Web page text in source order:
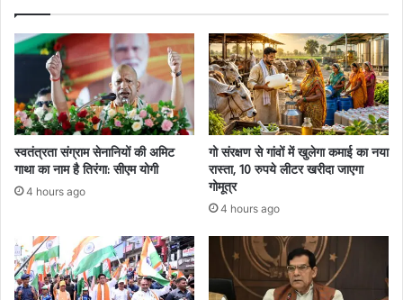
स्वतंत्रता संग्राम सेनानियों की अमिट
गाथा का नाम है तिरंगा: सीएम योगी
4 hours ago
गो संरक्षण से गांवों में खुलेगा कमाई का नया
रास्ता, 10 रुपये लीटर खरीदा जाएगा
गोमूत्र
4 hours ago